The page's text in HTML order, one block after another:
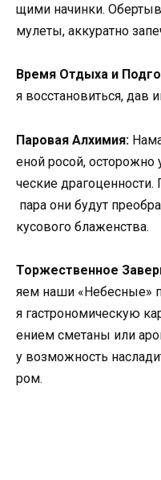
щими начинки.
мулеты, аккуратно
Время Отдыха и
я восстановиться, дав
Паровая Алхимия:
еной росой,
ческие
пара они будут
кусового блаженства.
Торжественное
яем наши «Небесные»
я гастрономическую
ением сметаны или
у возможность
ром.